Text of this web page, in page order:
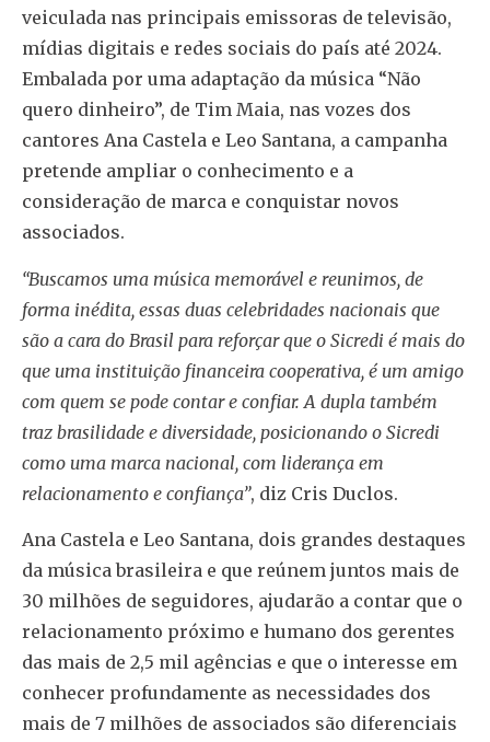
veiculada nas principais emissoras de televisão,
mídias digitais e redes sociais do país até 2024.
Embalada por uma adaptação da música “Não
quero dinheiro”, de Tim Maia, nas vozes dos
cantores Ana Castela e Leo Santana, a campanha
pretende ampliar o conhecimento e a
consideração de marca e conquistar novos
associados.
“Buscamos uma música memorável e reunimos, de
forma inédita, essas duas celebridades nacionais que
são a cara do Brasil para reforçar que o Sicredi é mais do
que uma instituição financeira cooperativa, é um amigo
com quem se pode contar e confiar. A dupla também
traz brasilidade e diversidade, posicionando o Sicredi
como uma marca nacional, com liderança em
relacionamento e confiança”, diz Cris Duclos.
Ana Castela e Leo Santana, dois grandes destaques
da música brasileira e que reúnem juntos mais de
30 milhões de seguidores, ajudarão a contar que o
relacionamento próximo e humano dos gerentes
das mais de 2,5 mil agências e que o interesse em
conhecer profundamente as necessidades dos
mais de 7 milhões de associados são diferenciais